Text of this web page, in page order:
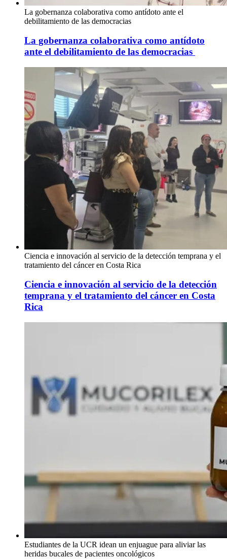
La gobernanza colaborativa como antídoto ante el
debilitamiento de las democracias
La gobernanza colaborativa como antídoto
ante el debilitamiento de las democracias
Ciencia e innovación al servicio de la detección temprana y el
tratamiento del cáncer en Costa Rica
Ciencia e innovación al servicio de la detección
temprana y el tratamiento del cáncer en Costa
Rica
Estudiantes de la UCR idean un enjuague para aliviar las
heridas bucales de pacientes oncológicos